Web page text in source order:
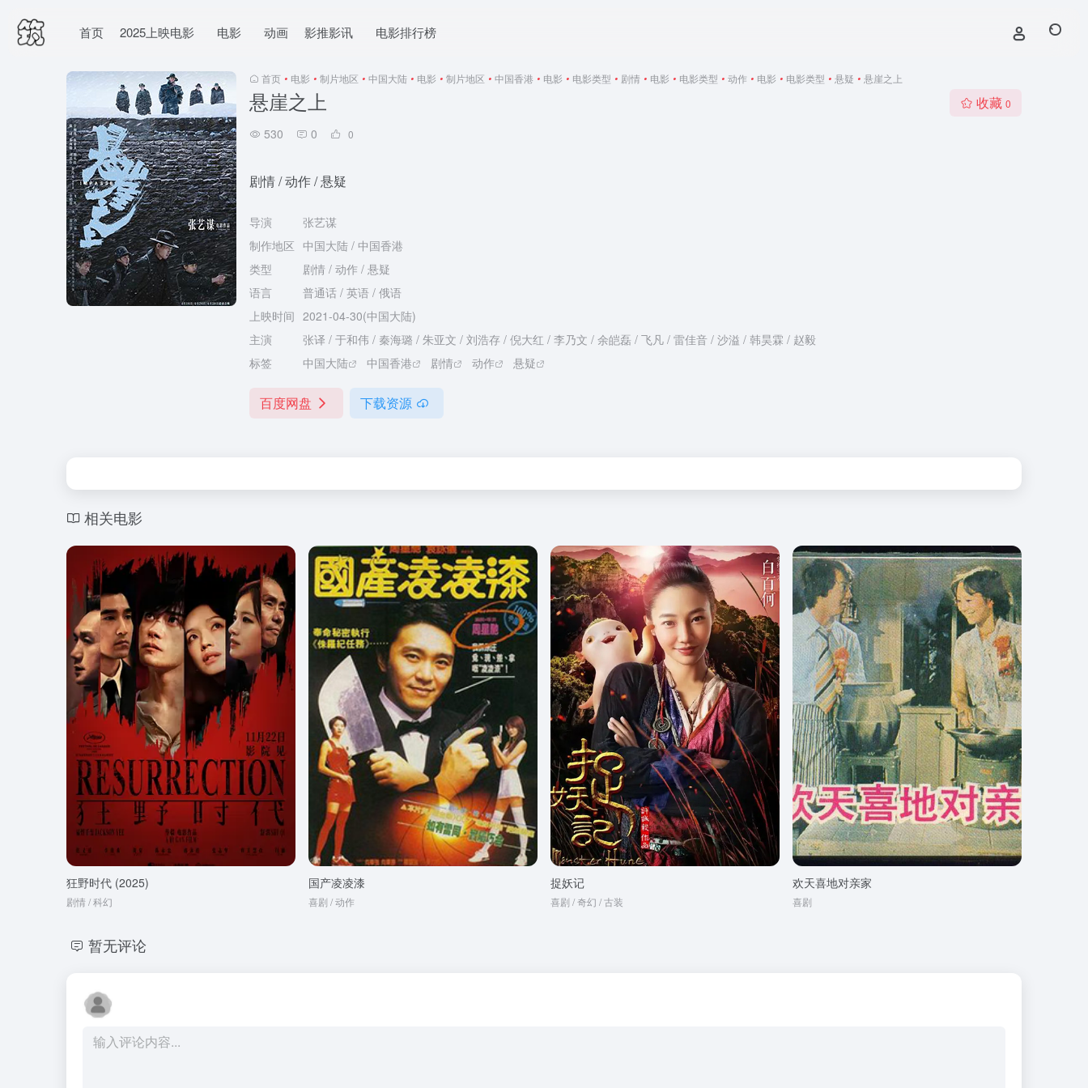
首页 2025上映电影 电影 动画 影推影讯 电影排行榜
首页 • 电影 • 制片地区 • 中国大陆 • 电影 • 制片地区 • 中国香港 • 电影 • 电影类型 • 剧情 • 电影 • 电影类型 • 动作 • 电影 • 电影类型 • 悬疑 • 悬崖之上
悬崖之上
530 0 0
收藏 0
剧情 / 动作 / 悬疑
导演
张艺谋
制作地区 中国大陆 / 中国香港
类型
剧情 / 动作 / 悬疑
语言
普通话 / 英语 / 俄语
上映时间 2021-04-30(中国大陆)
主演
张译 / 于和伟 / 秦海璐 / 朱亚文 / 刘浩存 / 倪大红 / 李乃文 / 余皑磊 / 飞凡 / 雷佳音 / 沙溢 / 韩昊霖 / 赵毅
标签
中国大陆 中国香港 剧情 动作 悬疑
百度网盘 下载资源
相关电影
狂野时代 (2025)
剧情 / 科幻
国产凌凌漆
喜剧 / 动作
捉妖记
喜剧 / 奇幻 / 古装
欢天喜地对亲家
喜剧
暂无评论